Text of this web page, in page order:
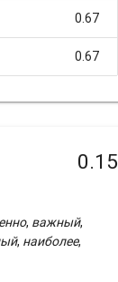
0.67
0.67
0.15
, важный,
, наиболее,